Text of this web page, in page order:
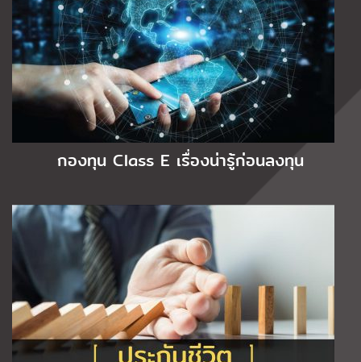
กองทุน Class E เรื่องน่ารู้ก่อนลงทุน